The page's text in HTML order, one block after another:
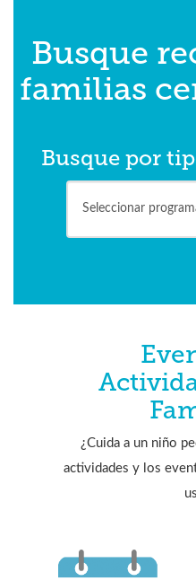
Busque
familias
Busque por
¿Cuida a un niño
actividades y los